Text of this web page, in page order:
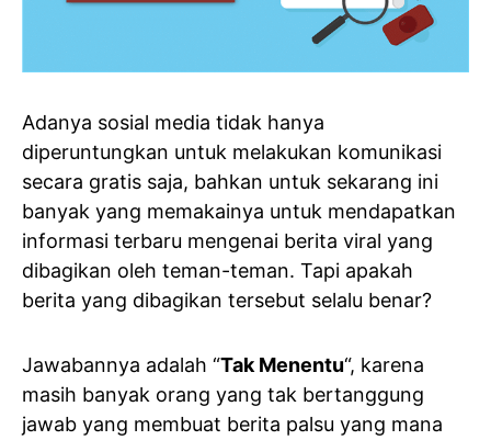
Adanya sosial media tidak hanya
diperuntungkan untuk melakukan komunikasi
secara gratis saja, bahkan untuk sekarang ini
banyak yang memakainya untuk mendapatkan
informasi terbaru mengenai berita viral yang
dibagikan oleh teman-teman. Tapi apakah
berita yang dibagikan tersebut selalu benar?
Jawabannya adalah “Tak Menentu“, karena
masih banyak orang yang tak bertanggung
jawab yang membuat berita palsu yang mana